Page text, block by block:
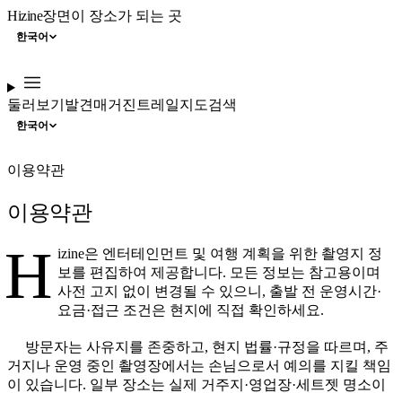
Hizine장면이 장소가 되는 곳
한국어
둘러보기 발견 매거진 트레일지도검색
한국어
이용약관
이용약관
H izine은 엔터테인먼트 및 여행 계획을 위한 촬영지 정
보를 편집하여 제공합니다. 모든 정보는 참고용이며
사전 고지 없이 변경될 수 있으니, 출발 전 운영시간·
요금·접근 조건은 현지에 직접 확인하세요.
방문자는 사유지를 존중하고, 현지 법률·규정을 따르며, 주
거지나 운영 중인 촬영장에서는 손님으로서 예의를 지킬 책임
이 있습니다. 일부 장소는 실제 거주지·영업장·세트젯 명소이